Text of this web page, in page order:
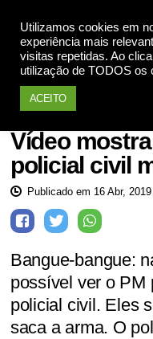
Utilizamos cookies em
experiência mais
visitas repetidas. Ao
utilização de TODOS os
ACEITO
Armas de Fogo
Vídeo
policial civil
Publicado em 16 Abr,
Bangue-bangue:
possível ver o PM
policial civil. Eles
saca a arma. O